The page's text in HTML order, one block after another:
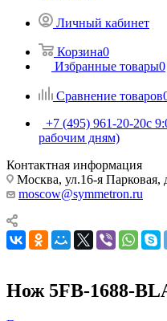
Личный кабинет
Корзина0
Избранные товары0
Сравнение товаров
+7 (495) 961-20-20с
рабочим дням)
Контактная информация
Москва, ул.16-я Парковая,
moscow@symmetron.ru
Нож 5FB-1688-